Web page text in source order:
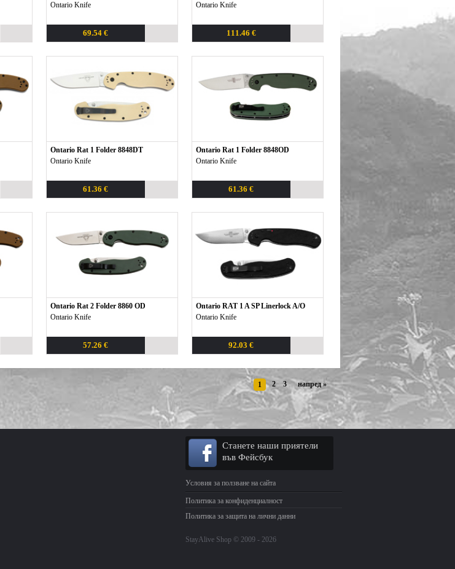
Ontario Knife
69.54 €
Ontario Knife
111.46 €
Ontario Rat 1 Folder 8848DT
Ontario Knife
61.36 €
Ontario Rat 1 Folder 8848OD
Ontario Knife
61.36 €
Ontario Rat 2 Folder 8860 OD
Ontario Knife
57.26 €
Ontario RAT 1 A SP Linerlock A/O
Ontario Knife
92.03 €
1 2 3 напред»
Станете наши приятели
във Фейсбук
Условия за ползване на сайта
Политика за конфиденциалност
Политика за защита на лични данни
StayAlive Shop © 2009 - 2026